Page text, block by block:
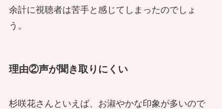
余計に視聴者は苦手と感じてしまったのでしょ
う。
理由②声が聞き取りにくい
杉咲花さんといえば、お淑やかな印象が多いので